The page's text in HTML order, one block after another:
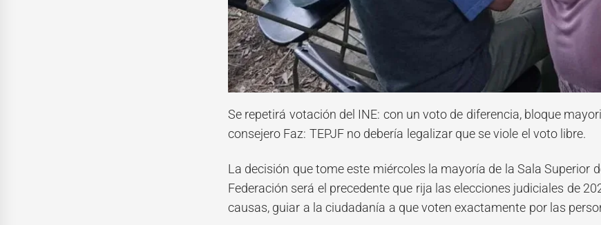
Se repetirá votación del INE: con un voto de diferencia, bloque
consejero Faz: TEPJF no debería legalizar que se viole el voto libre.
La decisión que tome este miércoles la mayoría de la Sala Superior
Federación será el precedente que rija las elecciones judiciales de
causas, guiar a la ciudadanía a que voten exactamente por las